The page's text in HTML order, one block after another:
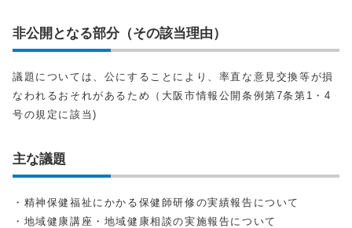
非公開となる部分（その該当理由）
議題については、公にすることにより、率直な意見交換等が損
なわれるおそれがあるため（大阪市情報公開条例第7条第1・4
号の規定に該当)
主な議題
・精神保健福祉にかかる保健師研修の実績報告について
・地域健康講座・地域健康相談の実施報告について